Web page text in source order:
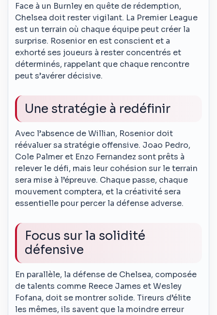
Face à un Burnley en quête de rédemption,
Chelsea doit rester vigilant. La Premier League
est un terrain où chaque équipe peut créer la
surprise. Rosenior en est conscient et a
exhorté ses joueurs à rester concentrés et
déterminés, rappelant que chaque rencontre
peut s’avérer décisive.
Une stratégie à redéfinir
Avec l’absence de Willian, Rosenior doit
réévaluer sa stratégie offensive. Joao Pedro,
Cole Palmer et Enzo Fernandez sont prêts à
relever le défi, mais leur cohésion sur le terrain
sera mise à l’épreuve. Chaque passe, chaque
mouvement comptera, et la créativité sera
essentielle pour percer la défense adverse.
Focus sur la solidité
défensive
En parallèle, la défense de Chelsea, composée
de talents comme Reece James et Wesley
Fofana, doit se montrer solide. Tireurs d’élite
les mêmes, ils savent que la moindre erreur